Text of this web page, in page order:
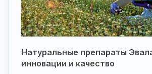
Натуральные препараты
инновации и качество